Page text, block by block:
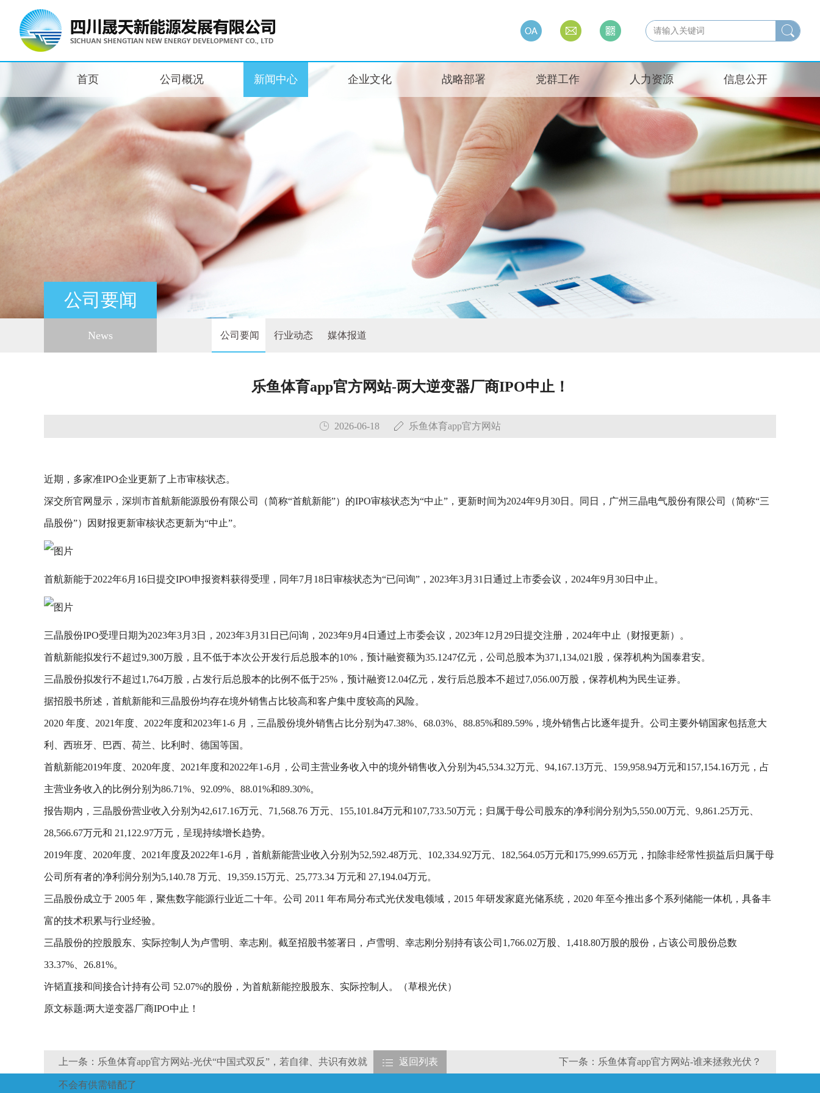
首页 公司概况 新闻中心 企业文化 战略部署 党群工作 人力资源 信息公开
公司要闻
News 公司要闻 行业动态 媒体报道
乐鱼体育app官方网站-两大逆变器厂商IPO中止！
2026-06-18 乐鱼体育app官方网站
近期，多家准IPO企业更新了上市审核状态。
深交所官网显示，深圳市首航新能源股份有限公司（简称“首航新能”）的IPO审核状态为“中止”，更新时间为2024年9月30日。同日，广州三晶电气股份有限公司（简称“三
晶股份”）因财报更新审核状态更新为“中止”。
首航新能于2022年6月16日提交IPO申报资料获得受理，同年7月18日审核状态为“已问询”，2023年3月31日通过上市委会议，2024年9月30日中止。
三晶股份IPO受理日期为2023年3月3日，2023年3月31日已问询，2023年9月4日通过上市委会议，2023年12月29日提交注册，2024年中止（财报更新）。
首航新能拟发行不超过9,300万股，且不低于本次公开发行后总股本的10%，预计融资额为35.1247亿元，公司总股本为371,134,021股，保荐机构为国泰君安。
三晶股份拟发行不超过1,764万股，占发行后总股本的比例不低于25%，预计融资12.04亿元，发行后总股本不超过7,056.00万股，保荐机构为民生证券。
据招股书所述，首航新能和三晶股份均存在境外销售占比较高和客户集中度较高的风险。
2020 年度、2021年度、2022年度和2023年1-6 月，三晶股份境外销售占比分别为47.38%、68.03%、88.85%和89.59%，境外销售占比逐年提升。公司主要外销国家包括意大
利、西班牙、巴西、荷兰、比利时、德国等国。
首航新能2019年度、2020年度、2021年度和2022年1-6月，公司主营业务收入中的境外销售收入分别为45,534.32万元、94,167.13万元、159,958.94万元和157,154.16万元，占
主营业务收入的比例分别为86.71%、92.09%、88.01%和89.30%。
报告期内，三晶股份营业收入分别为42,617.16万元、71,568.76 万元、155,101.84万元和107,733.50万元；归属于母公司股东的净利润分别为5,550.00万元、9,861.25万元、
28,566.67万元和 21,122.97万元，呈现持续增长趋势。
2019年度、2020年度、2021年度及2022年1-6月，首航新能营业收入分别为52,592.48万元、102,334.92万元、182,564.05万元和175,999.65万元，扣除非经常性损益后归属于母
公司所有者的净利润分别为5,140.78 万元、19,359.15万元、25,773.34 万元和 27,194.04万元。
三晶股份成立于 2005 年，聚焦数字能源行业近二十年。公司 2011 年布局分布式光伏发电领域，2015 年研发家庭光储系统，2020 年至今推出多个系列储能一体机，具备丰
富的技术积累与行业经验。
三晶股份的控股股东、实际控制人为卢雪明、幸志刚。截至招股书签署日，卢雪明、幸志刚分别持有该公司1,766.02万股、1,418.80万股的股份，占该公司股份总数
33.37%、26.81%。
许韬直接和间接合计持有公司 52.07%的股份，为首航新能控股股东、实际控制人。（草根光伏）
原文标题:两大逆变器厂商IPO中止！
上一条：乐鱼体育app官方网站-光伏“中国式双反”，若自律、共识有效就
不会有供需错配了
返回列表 下一条：乐鱼体育app官方网站-谁来拯救光伏？